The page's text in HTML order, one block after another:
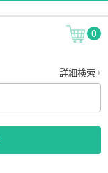
0
詳細検索